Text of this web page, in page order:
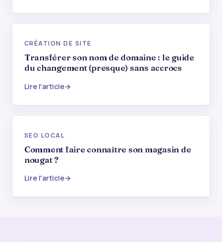
CRÉATION DE SITE
Transférer son nom de domaine : le guide
du changement (presque) sans accrocs
Lire l'article
SEO LOCAL
Comment faire connaître son magasin de
nougat ?
Lire l'article